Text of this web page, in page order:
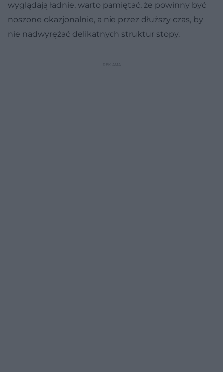
wyglądają ładnie, warto pamiętać, że powinny być
noszone okazjonalnie, a nie przez dłuższy czas, by
nie nadwyrężać delikatnych struktur stopy.